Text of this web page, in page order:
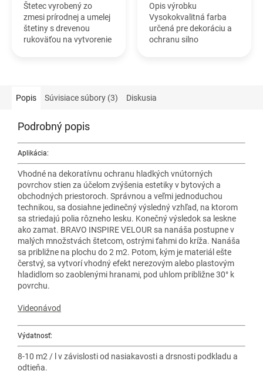
Štetec vyrobený zo
zmesi prírodnej a umelej
štetiny s drevenou
rukoväťou na vytvorenie
Opis výrobku
Vysokokvalitná farba
určená pre dekoráciu a
ochranu silno
čistidlami a...
Popis Súvisiace súbory (3) Diskusia
Podrobný popis
Aplikácia:
Vhodné na dekoratívnu ochranu hladkých vnútorných
povrchov stien za účelom zvýšenia estetiky v bytových a
obchodných priestoroch. Správnou a veľmi jednoduchou
technikou, sa dosiahne jedinečný výsledný vzhľad, na ktorom
sa striedajú polia rôzneho lesku. Konečný výsledok sa leskne
ako zamat. BRAVO INSPIRE VELOUR sa nanáša postupne v
malých množstvách štetcom, ostrými ťahmi do kríža. Nanáša
sa približne na plochu do 2 m2. Potom, kým je materiál ešte
čerstvý, sa vytvorí vhodný efekt nerezovým alebo plastovým
hladidlom so zaoblenými hranami, pod uhlom približne 30° k
povrchu.
Videonávod
Výdatnosť:
8-10 m2 / l v závislosti od nasiakavosti a drsnosti podkladu a
odtieňa.